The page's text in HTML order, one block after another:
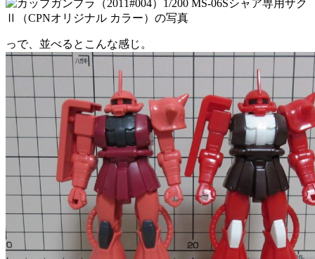
っで、並べるとこんな感じ。